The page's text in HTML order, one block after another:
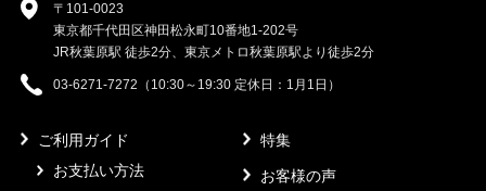
〒101-0023
東京都千代田区神田松永町10番地1-202号
JR秋葉原駅 徒歩2分、東京メトロ秋葉原駅より徒歩2分
03-6271-7272（10:30～19:30 定休日：1月1日）
ご利用ガイド
お支払い方法
特集
お客様の声